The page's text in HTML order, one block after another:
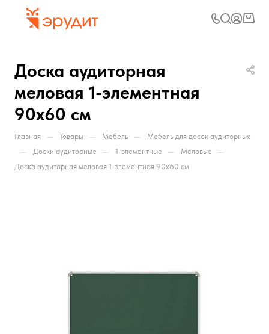
Доска аудиторная
меловая 1-элементная
90х60 см
Главная — Товары — Мебель — Мебель для досок аудиторных
— Доски аудиторные — 1-элементные — Меловые —
Доска аудиторная меловая 1-элементная 90х60 см